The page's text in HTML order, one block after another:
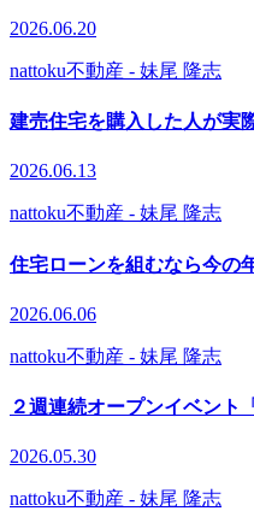
2026.06.20
nattoku不動産 - 妹尾 隆志
建売住宅を購入した人が実
2026.06.13
nattoku不動産 - 妹尾 隆志
住宅ローンを組むなら今の
2026.06.06
nattoku不動産 - 妹尾 隆志
２週連続オープンイベント
2026.05.30
nattoku不動産 - 妹尾 隆志